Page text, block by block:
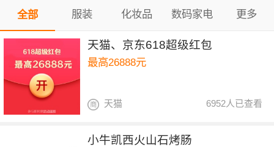
全部 服装 化妆品 数码家电 更多
天猫、京东618超级红包
最高26888元
6952人已查看
天猫
小牛凯西火山石烤肠